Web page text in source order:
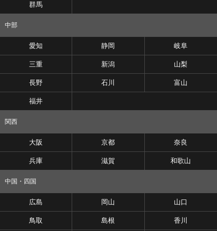
群馬
中部
愛知 静岡 岐阜
三重 新潟 山梨
長野 石川 富山
福井
関西
大阪 京都 奈良
兵庫 滋賀 和歌山
中国・四国
広島 岡山 山口
鳥取 島根 香川